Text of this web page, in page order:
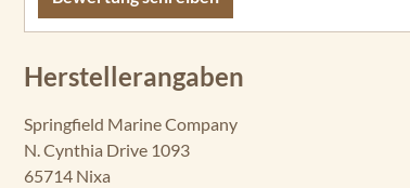
Herstellerangaben
Springfield Marine Company
N. Cynthia Drive 1093
65714 Nixa